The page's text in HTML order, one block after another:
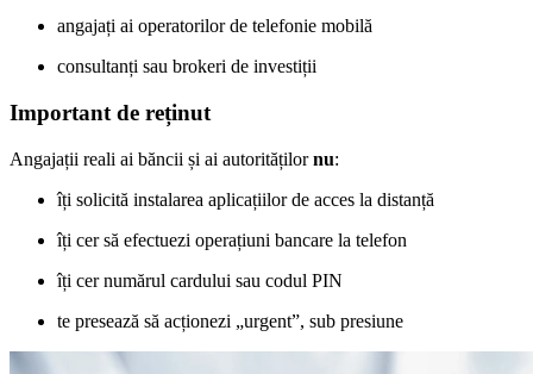
angajați ai operatorilor de telefonie mobilă
consultanți sau brokeri de investiții
Important de reținut
Angajații reali ai băncii și ai autoritățilornu:
îți solicită instalarea aplicațiilor de acces la distanță
îți cer să efectuezi operațiuni bancare la telefon
îți cer numărul cardului sau codul PIN
te presează să acționezi „urgent”, sub presiune